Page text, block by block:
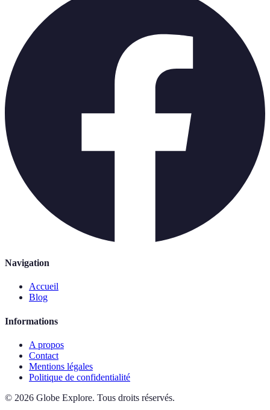
Navigation
Accueil
Blog
Informations
A propos
Contact
Mentions légales
Politique de confidentialité
© 2026 Globe Explore. Tous droits réservés.